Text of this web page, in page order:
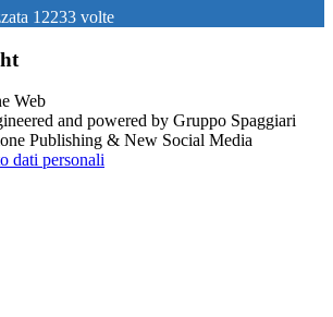
12233 volte
and powered by Gruppo Spaggiari
Publishing & New Social Media
dati personali